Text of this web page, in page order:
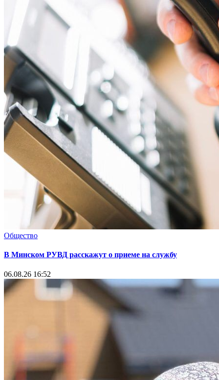
Общество
В Минском РУВД расскажут о приеме на службу
06.08.26 16:52